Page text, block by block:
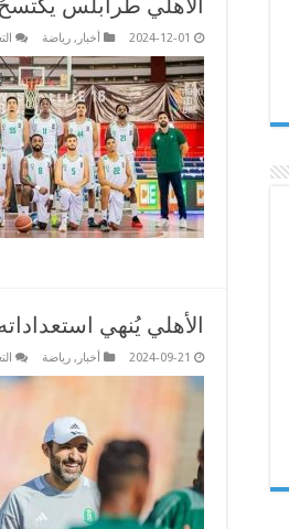
الأهلي طرابلس
2024-12-01 أخبار , رياضة
الأهلي يُنهي
2024-09-21 أخبار , رياضة